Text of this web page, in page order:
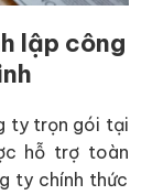
lập công
ty trọn gói tại
hỗ trợ toàn
ty chính thức